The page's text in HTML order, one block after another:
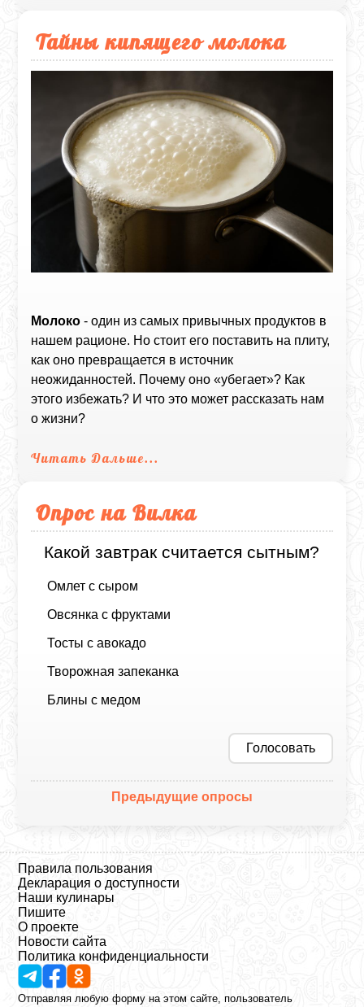
Тайны кипящего молока
Молоко - один из самых привычных продуктов в
нашем рационе. Но стоит его поставить на плиту,
как оно превращается в источник
неожиданностей. Почему оно «убегает»? Как
этого избежать? И что это может рассказать нам
о жизни?
Читать Дальше...
Опрос на Вилка
Какой завтрак считается сытным?
Омлет с сыром
Овсянка с фруктами
Тосты с авокадо
Творожная запеканка
Блины с медом
Голосовать
Предыдущие опросы
Правила пользования
Декларация о доступности
Наши кулинары
Пишите
О проекте
Новости сайта
Политика конфиденциальности
Отправляя любую форму на этом сайте, пользователь